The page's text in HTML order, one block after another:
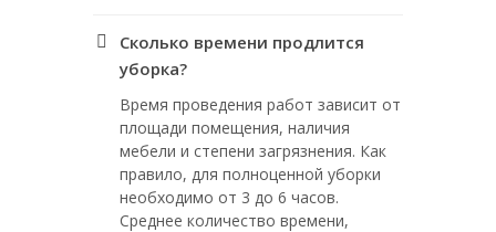
Сколько времени продлится
уборка?
Время проведения работ зависит от
площади помещения, наличия
мебели и степени загрязнения. Как
правило, для полноценной уборки
необходимо от 3 до 6 часов.
Среднее количество времени,